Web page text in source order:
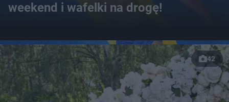
weekend i wafelki na drogę!
42